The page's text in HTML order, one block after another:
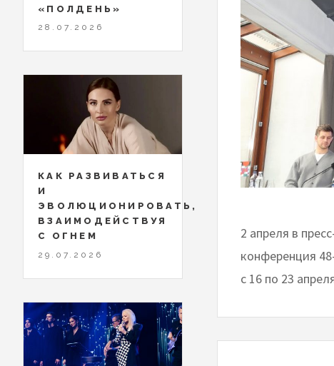
2 апреля в
конференция
с 16 по 23
«ПОЛДЕНЬ»
28.07.2026
КАК РАЗВИВАТЬСЯ
И
ЭВОЛЮЦИОНИРОВАТЬ,
ВЗАИМОДЕЙСТВУЯ
С ОГНЕМ
29.07.2026